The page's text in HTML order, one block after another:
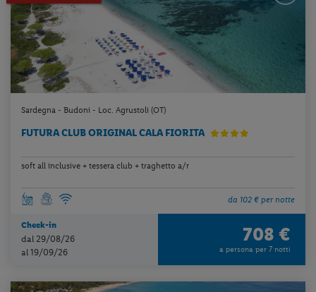
Sardegna - Budoni - Loc. Agrustoli (OT)
FUTURA CLUB ORIGINAL CALA FIORITA
soft all inclusive + tessera club + traghetto a/r
da 102 € per notte
Check-in
dal 29/08/26
al 19/09/26
708 €
a persona per 7 notti